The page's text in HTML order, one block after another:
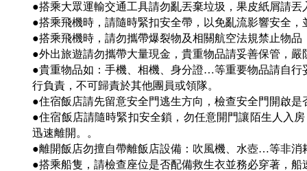
●搭乘大眾運輸交通工具請勿亂丟棄垃圾，果皮紙屑請
●搭乘飛機時，請隨時緊扣安全帶，以免亂流影響安全
●搭乘飛機時，請勿攜帶爆裂物及相關航空法規禁止物
●外出旅遊請勿攜帶大量現金，貴重物品請妥善保管，嚴
●貴重物品如：手機、相機、身分證…等重要物品請自
行負責，不可歸責於其他團員或領隊。
●住宿飯店請先留意安全門逃生方向，檢查安全門開啟
●住宿飯店請隨時緊扣安全鎖，勿任意開門讓陌生人入
迅速離開。。
●離開飯店勿擅自帶離飯店設備：吹風機、水壺…等非消
●搭乘船隻，請檢查座位是否配備救生衣並務必穿著，